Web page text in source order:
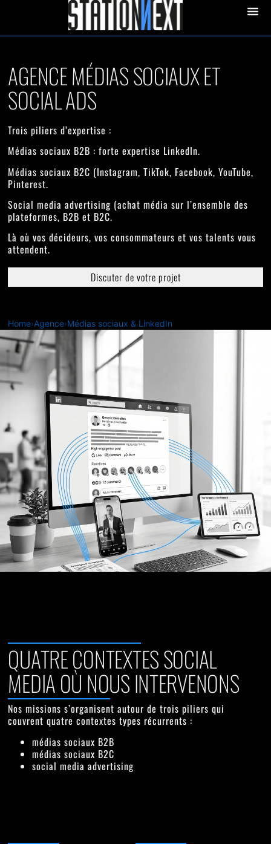
AGENCE MÉDIAS SOCIAUX ET
SOCIAL ADS
Trois piliers d’expertise :
Médias sociaux B2B : forte expertise LinkedIn.
Médias sociaux B2C (Instagram, TikTok, Facebook, YouTube,
Pinterest.
Social media advertising (achat média sur l’ensemble des
plateformes, B2B et B2C.
Là où vos décideurs, vos consommateurs et vos talents vous
attendent.
Discuter de votre projet
Home›Agence›Médias sociaux & LinkedIn
QUATRE CONTEXTES SOCIAL
MEDIA OÙ NOUS INTERVENONS
Nos missions s’organisent autour de trois piliers qui
couvrent quatre contextes types récurrents :
médias sociaux B2B
médias sociaux B2C
social media advertising